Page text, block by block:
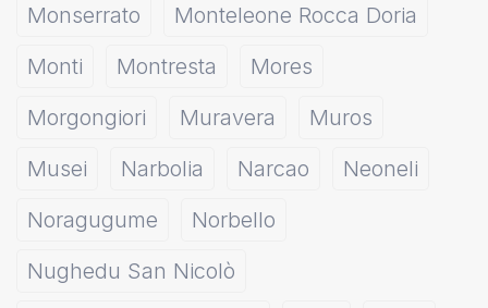
Monserrato
Monteleone Rocca Doria
Monti
Montresta
Mores
Morgongiori
Muravera
Muros
Musei
Narbolia Narcao
Neoneli
Noragugume
Norbello
Nughedu San Nicolò